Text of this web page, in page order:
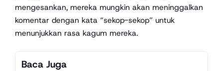
mengesankan, mereka mungkin akan meninggalkan
komentar dengan kata “sekop-sekop” untuk
menunjukkan rasa kagum mereka.
Baca Juga